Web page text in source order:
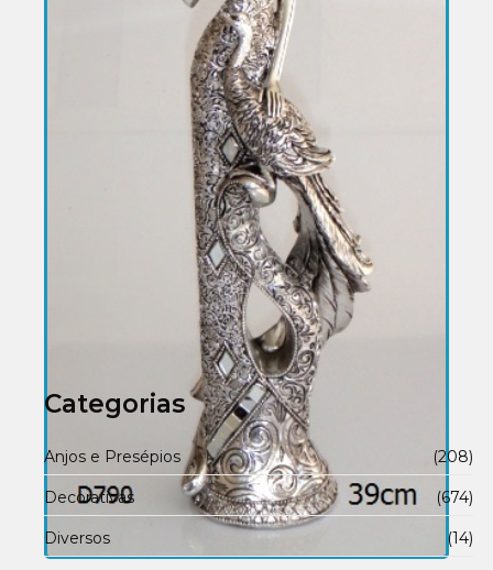
Categorias
Anjos e Presépios (208)
Decorativas (674)
Diversos (14)